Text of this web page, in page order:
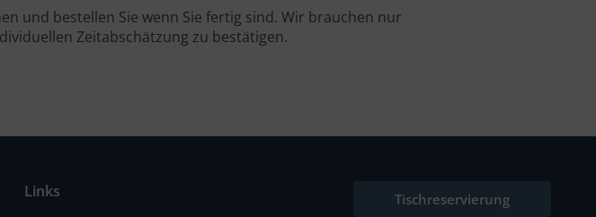
und bestellen Sie wenn Sie fertig sind. Wir brauchen nur
Zeitabschätzung zu bestätigen.
Links Tischreservierung